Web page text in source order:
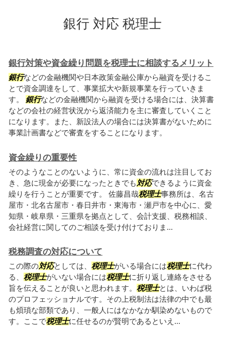
銀行 対応 税理士
銀行対策や資金繰り問題を税理士に相談するメリット
銀行などの金融機関や日本政策金融公庫から融資を受けるこ
とで資金調達をして、事業拡大や新規事業を行っていきま
す。 銀行などの金融機関から融資を受ける場合には、決算書
などの会社の経営状況から返済能力を主に審査していくこと
になります。また、新設法人の場合には決算書がないために
事業計画書などで審査をすることになります。
資金繰りの重要性
そのようなことのないように、常に資金の流れは注目してお
き、急に現金が必要になったときでも 対応できるように資金
繰りを行うことが重要です。 佐藤昌哉税理士事務所は、名古
屋市・北名古屋市・春日井市・東海市・瀬戸市を中心に、愛
知県・岐阜県・三重県を拠点として、会計支援、税務相談、
会社経営に関してのご相談を受け付けておりま...
税務調査の対応について
この際の対応としては、 税理士がいる場合には税理士に代わ
る、 税理士がいない場合には税理士に折り返し連絡をさせる
旨を伝えることが良いと思われます。 税理士とは、いわば税
のプロフェッショナルです。その上税制法は法律の中でも最
も煩瑣な部類であり、一般人にはなかなか馴染めないもので
す。ここで税理士に任せるのが賢明であるといえ...